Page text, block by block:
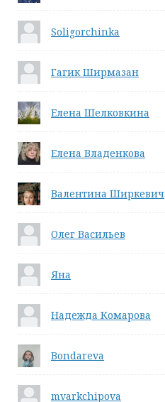
Soligorchinka
Гагик Ширмазан
Елена Шелковкина
Елена Владенкова
Валентина Ширкевич
Олег Васильев
Яна
Надежда Комарова
Bondareva
mvarkchipova